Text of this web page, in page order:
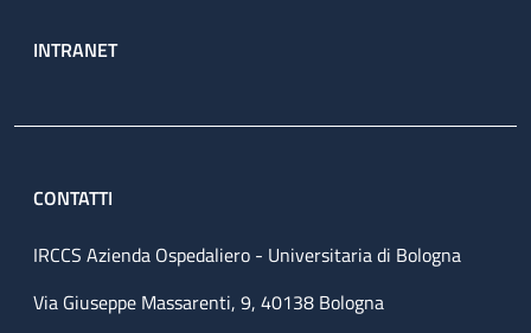
INTRANET
CONTATTI
IRCCS Azienda Ospedaliero - Universitaria di Bologna
Via Giuseppe Massarenti, 9, 40138 Bologna